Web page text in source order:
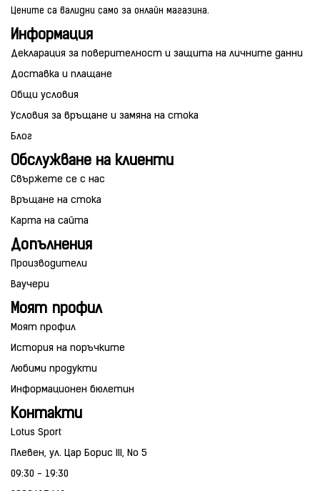
Цените са валидни само за онлайн магазина.
Информация
Декларация за поверителност и защита на личните данни
Доставка и плащане
Общи условия
Условия за връщане и замяна на стока
Блог
Обслужване на клиенти
Свържете се с нас
Връщане на стока
Карта на сайта
Допълнения
Производители
Ваучери
Моят профил
Моят профил
История на поръчките
Любими продукти
Информационен бюлетин
Контакти
Lotus Sport
Плевен, ул. Цар Борис III, No 5
09:30 - 19:30